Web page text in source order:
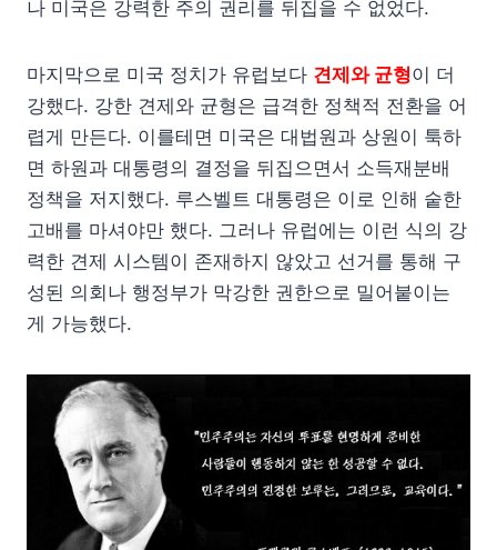
나 미국은 강력한 주의 권리를 뒤집을 수 없었다.
마지막으로 미국 정치가 유럽보다 견제와 균형이 더
강했다. 강한 견제와 균형은 급격한 정책적 전환을 어
렵게 만든다. 이를테면 미국은 대법원과 상원이 툭하
면 하원과 대통령의 결정을 뒤집으면서 소득재분배
정책을 저지했다. 루스벨트 대통령은 이로 인해 숱한
고배를 마셔야만 했다. 그러나 유럽에는 이런 식의 강
력한 견제 시스템이 존재하지 않았고 선거를 통해 구
성된 의회나 행정부가 막강한 권한으로 밀어붙이는
게 가능했다.